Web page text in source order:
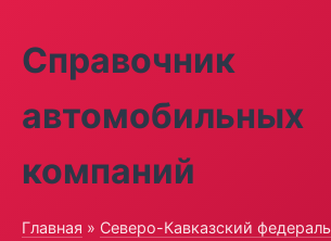
Справочник
автомобильных
компаний
Главная » Северо-Кавказский